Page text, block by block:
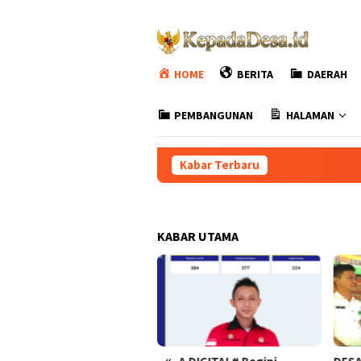
HOME BERITA DAERAH
PEMBANGUNAN HALAMAN
Kabar Terbaru DESA
KABAR UTAMA